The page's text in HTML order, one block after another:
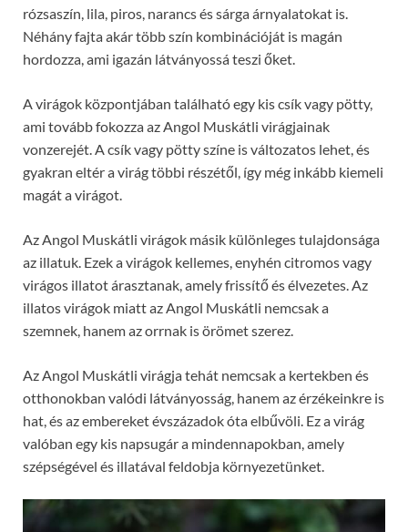
rózsaszín, lila, piros, narancs és sárga árnyalatokat is.
Néhány fajta akár több szín kombinációját is magán
hordozza, ami igazán látványossá teszi őket.
A virágok központjában található egy kis csík vagy pötty,
ami tovább fokozza az Angol Muskátli virágjainak
vonzerejét. A csík vagy pötty színe is változatos lehet, és
gyakran eltér a virág többi részétől, így még inkább kiemeli
magát a virágot.
Az Angol Muskátli virágok másik különleges tulajdonsága
az illatuk. Ezek a virágok kellemes, enyhén citromos vagy
virágos illatot árasztanak, amely frissítő és élvezetes. Az
illatos virágok miatt az Angol Muskátli nemcsak a
szemnek, hanem az orrnak is örömet szerez.
Az Angol Muskátli virágja tehát nemcsak a kertekben és
otthonokban valódi látványosság, hanem az érzékeinkre is
hat, és az embereket évszázadok óta elbűvöli. Ez a virág
valóban egy kis napsugár a mindennapokban, amely
szépségével és illatával feldobja környezetünket.